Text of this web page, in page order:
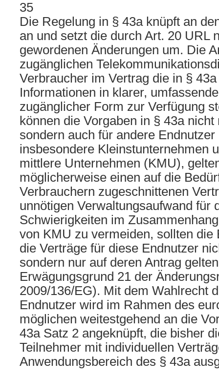
35
Die Regelung in § 43a knüpft an
an und setzt die durch Art. 20 URL
gewordenen Änderungen um. Die
zugänglichen
Verbraucher im Vertrag die in §
Informationen in klarer,
zugänglicher Form zur Verfügung
können die Vorgaben in § 43a
sondern auch für andere
insbesondere Kleinstunternehmen
mittlere Unternehmen (KMU),
möglicherweise einen auf die
Verbrauchern zugeschnittenen
unnötigen Verwaltungsaufwand für
Schwierigkeiten im
von KMU zu vermeiden, sollten die
die Verträge für diese Endnutzer
sondern nur auf deren Antrag
Erwägungsgrund 21 der
2009/136/EG). Mit dem Wahlrecht
Endnutzer wird im Rahmen des
möglichen weitestgehend an die
43a Satz 2 angeknüpft, die bisher
Teilnehmer mit individuellen
Anwendungsbereich des § 43a